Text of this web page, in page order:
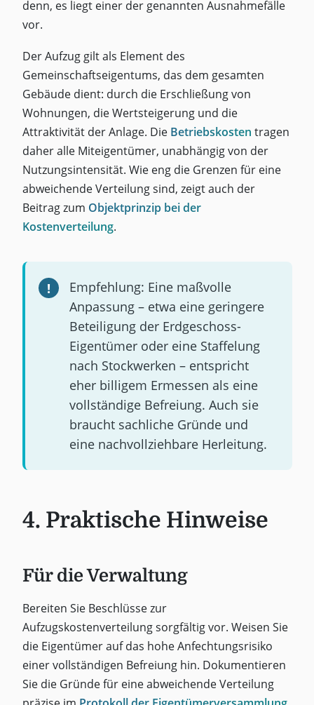
denn, es liegt einer der genannten Ausnahmefälle
vor.
Der Aufzug gilt als Element des
Gemeinschaftseigentums, das dem gesamten
Gebäude dient: durch die Erschließung von
Wohnungen, die Wertsteigerung und die
Attraktivität der Anlage. Die Betriebskosten tragen
daher alle Miteigentümer, unabhängig von der
Nutzungsintensität. Wie eng die Grenzen für eine
abweichende Verteilung sind, zeigt auch der
Beitrag zum Objektprinzip bei der
Kostenverteilung.
Empfehlung: Eine maßvolle
Anpassung – etwa eine geringere
Beteiligung der Erdgeschoss-
Eigentümer oder eine Staffelung
nach Stockwerken – entspricht
eher billigem Ermessen als eine
vollständige Befreiung. Auch sie
braucht sachliche Gründe und
eine nachvollziehbare Herleitung.
4. Praktische Hinweise
Für die Verwaltung
Bereiten Sie Beschlüsse zur
Aufzugskostenverteilung sorgfältig vor. Weisen Sie
die Eigentümer auf das hohe Anfechtungsrisiko
einer vollständigen Befreiung hin. Dokumentieren
Sie die Gründe für eine abweichende Verteilung